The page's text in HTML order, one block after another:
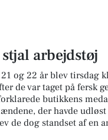
arbejdstøj
og 22 år blev tirsdag
de var taget på fersk
butikkens
der havde
de dog standset af en